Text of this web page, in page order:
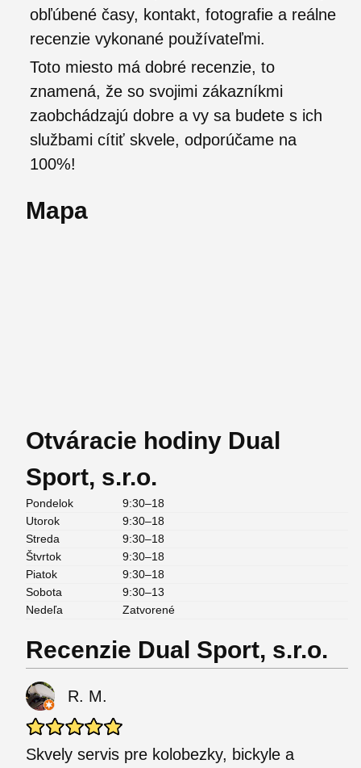
obľúbené časy, kontakt, fotografie a reálne
recenzie vykonané používateľmi.
Toto miesto má dobré recenzie, to
znamená, že so svojimi zákazníkmi
zaobchádzajú dobre a vy sa budete s ich
službami cítiť skvele, odporúčame na
100%!
Mapa
Otváracie hodiny Dual
Sport, s.r.o.
Pondelok
9:30–18
Utorok
9:30–18
Streda
9:30–18
Štvrtok
9:30–18
Piatok
9:30–18
Sobota
9:30–13
Nedeľa
Zatvorené
Recenzie Dual Sport, s.r.o.
R. M.
Skvely servis pre kolobezky, bickyle a